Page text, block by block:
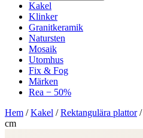
Kakel
Klinker
Granitkeramik
Natursten
Mosaik
Utomhus
Fix & Fog
Märken
Rea − 50%
Hem /Kakel /Rektangulära plattor/
cm